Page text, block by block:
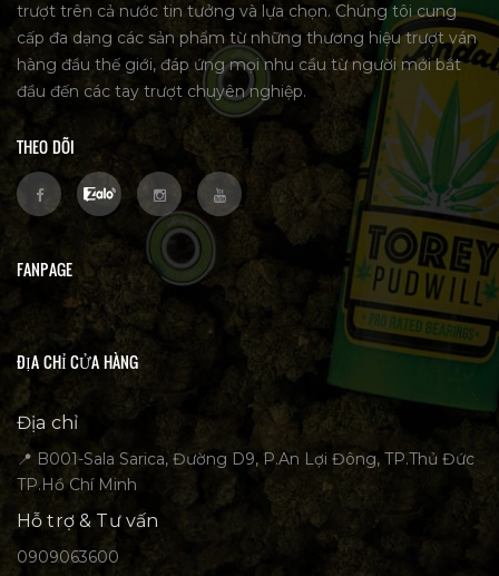
trượt trên cả nước tin tưởng và lựa chọn. Chúng tôi cung
cấp đa dạng các sản phẩm từ những thương hiệu trượt ván
hàng đầu thế giới, đáp ứng mọi nhu cầu từ người mới bắt
đầu đến các tay trượt chuyên nghiệp.
THEO DÕI
FANPAGE
ĐỊA CHỈ CỬA HÀNG
Địa chỉ
📍 B001-Sala Sarica, Đường D9, P.An Lợi Đông, TP.Thủ Đức
TP.Hồ Chí Minh
Hỗ trợ & Tư vấn
0909063600